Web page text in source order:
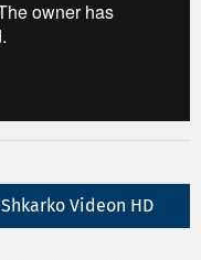
Shkarko Videon HD